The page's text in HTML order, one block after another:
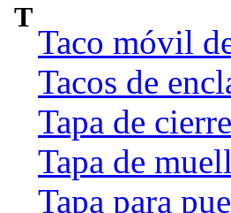
T
Taco móvil
Tacos de
Tapa de
Tapa de
Tapa para